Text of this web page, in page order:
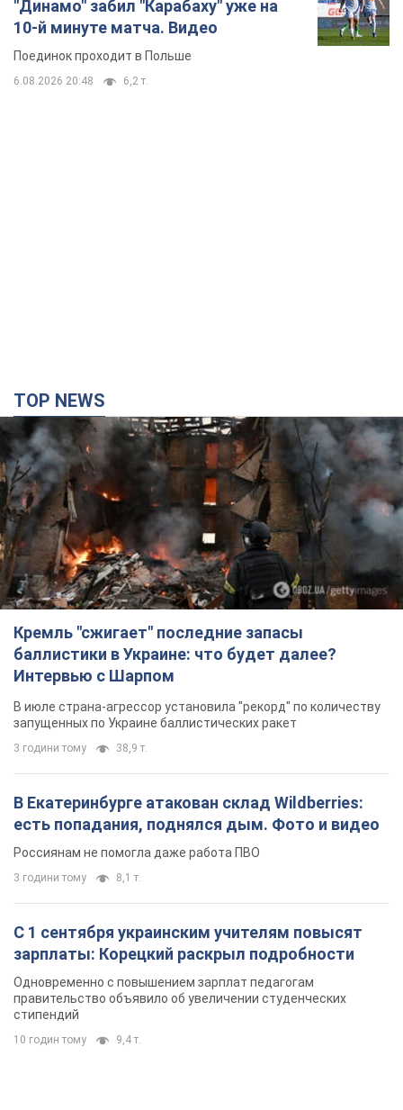
"Динамо" забил "Карабаху" уже на
10-й минуте матча. Видео
Поединок проходит в Польше
6.08.2026 20:48 6,2 т.
TOP NEWS
Кремль "сжигает" последние запасы
баллистики в Украине: что будет далее?
Интервью с Шарпом
В июле страна-агрессор установила "рекорд" по количеству
запущенных по Украине баллистических ракет
3 години тому 38,9 т.
В Екатеринбурге атакован склад Wildberries:
есть попадания, поднялся дым. Фото и видео
Россиянам не помогла даже работа ПВО
3 години тому 8,1 т.
С 1 сентября украинским учителям повысят
зарплаты: Корецкий раскрыл подробности
Одновременно с повышением зарплат педагогам
правительство объявило об увеличении студенческих
стипендий
10 годин тому 9,4 т.